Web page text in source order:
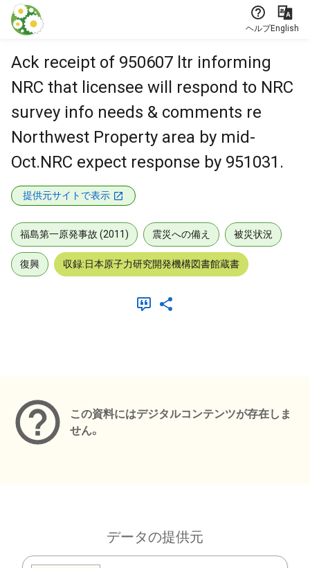
本文に飛ぶ
ヘルプEnglish
Ack receipt of 950607 ltr informing
NRC that licensee will respond to NRC
survey info needs & comments re
Northwest Property area by mid-
Oct.NRC expect response by 951031.
提供元サイトで表示
福島第一原発事故 (2011) 震災への備え 被災状況
復興 収録:日本原子力研究開発機構図書館蔵書
この資料にはデジタルコンテンツが存在しま
せん。
データの提供元